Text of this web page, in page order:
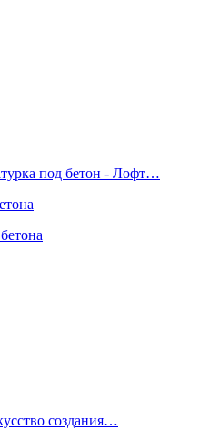
под бетон - Лофт…
создания…